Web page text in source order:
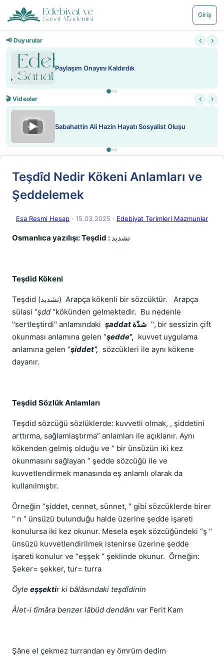
Giriş
📢 Duyurular ‹ ›
Paylaşım Onayını Kaldırdık
🎬 Videolar ‹ ›
▶ Sabahattin Ali Hazin Hayatı Sosyalist Oluşu
Teşdîd Nedir Kökeni Anlamları ve
Şeddelemek
Esa Resmi Hesap · 15.03.2025 · Edebiyat Terimleri Mazmunlar
Osmanlıca yazılışı: Teşdid : ﺗﺸﺪﻳﺪ
Teşdid Kökeni
Teşdid (ﺗﺸﺪﻳﺪ) Arapça kökenli bir sözcüktür. Arapça
sülasi “şdd “kökünden gelmektedir. Bu nedenle
"sertleştirdi" anlamındaki şaddat شدّة ", bir sessizin çift
okunması anlamına gelen “şedde”, kuvvet uygulama
anlamına gelen “şiddet”, sözcükleri ile aynı kökene
dayanır.
Teşdid Sözlük Anlamları
Teşdid sözcüğü sözlüklerde: kuvvetli olmak, , şiddetini
arttırma, sağlamlaştırma” anlamları ile açıklanır. Aynı
kökenden gelmiş olduğu ve “ bir ünsüzün iki kez
okunmasını sağlayan “ şedde sözcüğü ile ve
kuvvetlendirmek manasında eş anlamlı olarak da
kullanılmıştır.
Örneğin “şiddet, cennet, sünnet, “ gibi sözcüklerde birer
“ n “ ünsüzü bulunduğu halde üzerine şedde işareti
konulursa iki kez okunur. Mesela eşek sözcüğündeki “ş “
ünsüzü kuvvetlendirilmek istenirse üzerine şedde
işareti konulur ve “eşşek “ şeklinde okunur. Örneğin:
Şeker= şekker, tur= turra
Öyle eşşektir ki bâlâsındaki teşdîdinin
Âlet-i tîmâra benzer lâbüd dendânı var Ferit Kam
Şâne el çekmez turrandan ey ömrüm dedim